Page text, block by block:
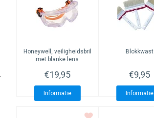
Honeywell, veiligheidsbril
met blanke lens
€19,95
Informatie
Blokkwast
€9,95
Informatie